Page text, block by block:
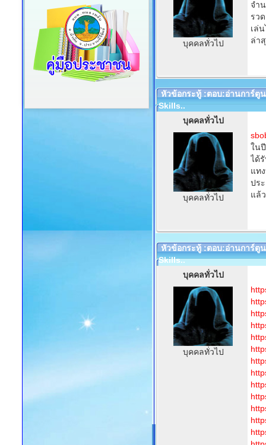
บุคคลทั่วไป
จำ
รว
เล่
ล่า
หัวข้อกระทู้ :ตอบ:อ่านการ์ตู
Skills..
บุคคลทั่วไป
บุคคลทั่วไป
ใน
ได้
แท
ปร
แล้
หัวข้อกระทู้ :ตอบ:อ่านการ์ตู
Skills..
บุคคลทั่วไป
บุคคลทั่วไป